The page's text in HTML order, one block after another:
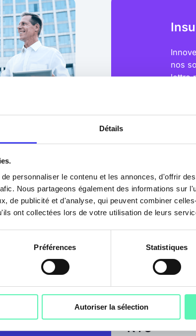
Détails
personnaliser le contenu et les annonces, d'offrir
Nous partageons également des informations sur
de publicité et d'analyse, qui peuvent combiner
ont collectées lors de votre utilisation de leurs
Préférences Statistiques
Autoriser la sélection
digitale, les
répondre à des défis
innovant,
La confiance
nécessitant des
En
Continuity, les RH
et de solutions
enjeux en avantages
nos
lettre
*En
ys
KYC